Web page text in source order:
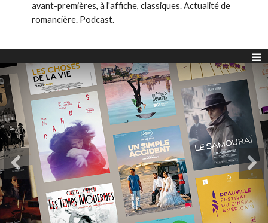
avant-premières, à l'affiche, classiques. Actualité de
romancière. Podcast.